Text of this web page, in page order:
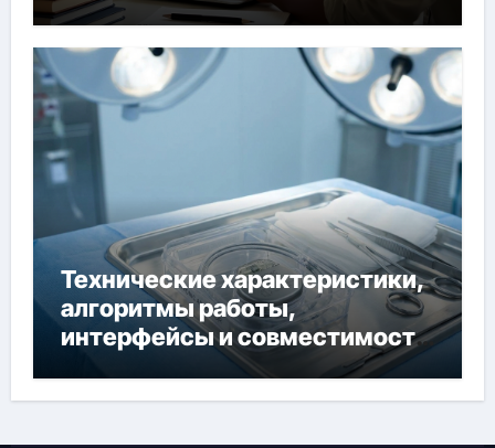
Технические характеристики,
алгоритмы работы,
интерфейсы и совместимость
двухкамерного ЭКС Apollo DR